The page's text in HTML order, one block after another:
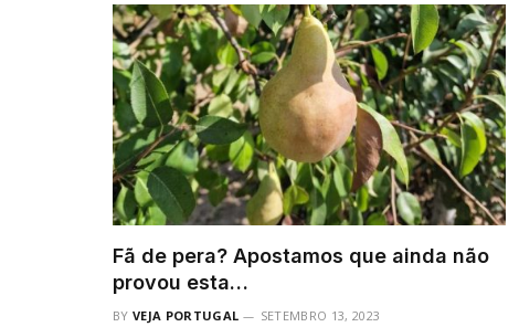
Fã de pera? Apostamos que ainda não
provou esta…
BY VEJA PORTUGAL SETEMBRO 13, 2023